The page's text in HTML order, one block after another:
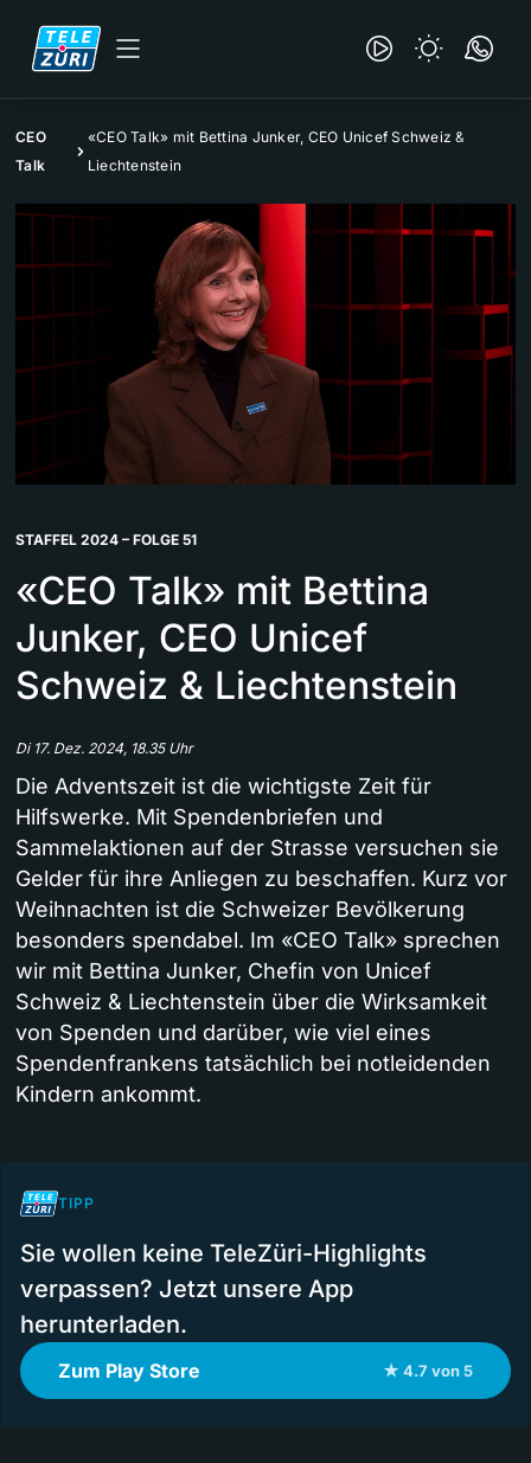
CEO
Talk
«CEO Talk» mit Bettina Junker, CEO Unicef Schweiz &
Liechtenstein
STAFFEL 2024 – FOLGE 51
«CEO Talk» mit Bettina
Junker, CEO Unicef
Schweiz & Liechtenstein
Di 17. Dez. 2024, 18.35 Uhr
Die Adventszeit ist die wichtigste Zeit für
Hilfswerke. Mit Spendenbriefen und
Sammelaktionen auf der Strasse versuchen sie
Gelder für ihre Anliegen zu beschaffen. Kurz vor
Weihnachten ist die Schweizer Bevölkerung
besonders spendabel. Im «CEO Talk» sprechen
wir mit Bettina Junker, Chefin von Unicef
Schweiz & Liechtenstein über die Wirksamkeit
von Spenden und darüber, wie viel eines
Spendenfrankens tatsächlich bei notleidenden
Kindern ankommt.
TIPP
Sie wollen keine TeleZüri-Highlights
verpassen? Jetzt unsere App
herunterladen.
Zum Play Store ★ 4.7 von 5